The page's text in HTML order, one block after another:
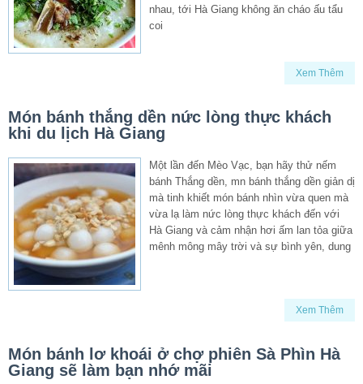
nhau, tới Hà Giang không ăn cháo ấu tẩu
coi
Xem Thêm
Món bánh thắng dền nức lòng thực khách
khi du lịch Hà Giang
Một lần đến Mèo Vạc, bạn hãy thử nếm
bánh Thắng dền, mn bánh thắng dền giản dị
mà tinh khiết món bánh nhìn vừa quen mà
vừa lạ làm nức lòng thực khách đến với
Hà Giang và cảm nhận hơi ấm lan tỏa giữa
mênh mông mây trời và sự bình yên, dung
Xem Thêm
Món bánh lơ khoái ở chợ phiên Sà Phìn Hà
Giang sẽ làm bạn nhớ mãi